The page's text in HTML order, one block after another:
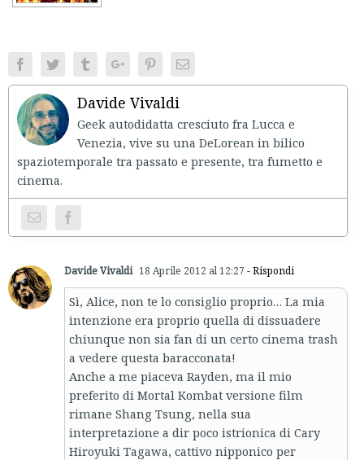
FacebookTwitter TumblrGoogle+PinterestEmail
Davide Vivaldi
Geek autodidatta cresciuto fra Lucca e
Venezia, vive su una DeLorean in bilico
spaziotemporale tra passato e presente, tra fumetto e
cinema.
Davide Vivaldi 18 Aprile 2012 al 12:27 - Rispondi
Sì, Alice, non te lo consiglio proprio… La mia
intenzione era proprio quella di dissuadere
chiunque non sia fan di un certo cinema trash
a vedere questa baracconata!
Anche a me piaceva Rayden, ma il mio
preferito di Mortal Kombat versione film
rimane Shang Tsung, nella sua
interpretazione a dir poco istrionica di Cary
Hiroyuki Tagawa, cattivo nipponico per